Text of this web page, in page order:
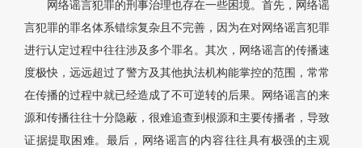
网络谣言犯罪的刑事治理也存在一些困境。首先，网络谣
言犯罪的罪名体系错综复杂且不完善，因为在对网络谣言犯罪
进行认定过程中往往涉及多个罪名。其次，网络谣言的传播速
度极快，远远超过了警方及其他执法机构能掌控的范围，常常
在传播的过程中就已经造成了不可逆转的后果。网络谣言的来
源和传播往往十分隐蔽，很难追查到根源和主要传播者，导致
证据提取困难。最后，网络谣言的内容往往具有极强的主观